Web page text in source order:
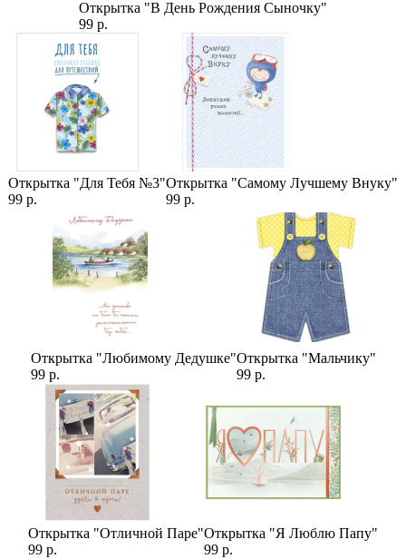
Гипсофила Сиреневая (1 пучок) стабилизированная
,Цены,Гипсофилы
Открытка "В День Рождения Сыночку"
99 р.
Открытка "Для Тебя №3"
99 р.
Открытка "Самому Лучшему Внуку"
99 р.
Открытка "Любимому Дедушке"
99 р.
Открытка "Мальчику"
99 р.
Открытка "Отличной Паре"
99 р.
Открытка "Я Люблю Папу"
99 р.